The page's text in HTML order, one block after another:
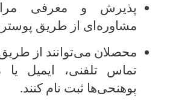
پذیرش و معرفی
مشاوره‌ای از طریق پوستر
محصلان می‌توانند از
تماس تلفنی، ایمیل
پوهنحی‌ها ثبت نام کنند.